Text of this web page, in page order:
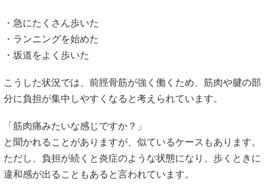
・急にたくさん歩いた
・ランニングを始めた
・坂道をよく歩いた
こうした状況では、前脛骨筋が強く働くため、筋肉や腱の部
分に負担が集中しやすくなると考えられています。
「筋肉痛みたいな感じですか？」
と聞かれることがありますが、似ているケースもあります。
ただし、負担が続くと炎症のような状態になり、歩くときに
違和感が出ることもあると言われています。